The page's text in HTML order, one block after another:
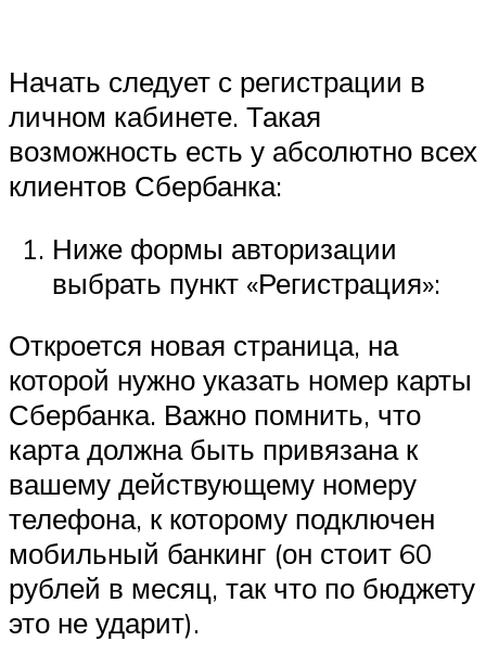
Начать следует с регистрации в
личном кабинете. Такая
возможность есть у абсолютно всех
клиентов Сбербанка:
Ниже формы авторизации
выбрать пункт «Регистрация»:
Откроется новая страница, на
которой нужно указать номер карты
Сбербанка. Важно помнить, что
карта должна быть привязана к
вашему действующему номеру
телефона, к которому подключен
мобильный банкинг (он стоит 60
рублей в месяц, так что по бюджету
это не ударит).